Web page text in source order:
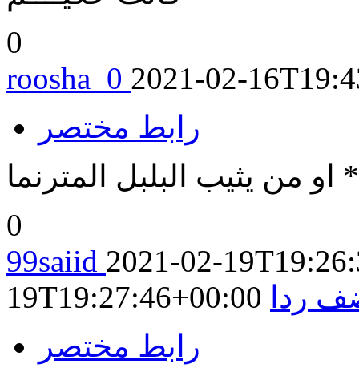
0
roosha_0 2021-02-
رابط مختصر
من يثيب البلبل المترنما
0
99saiid 2021-02-
19T19:27:46+00:00 ردا
رابط مختصر